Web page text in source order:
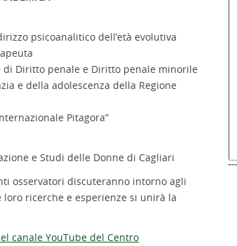
psicoanalitico dell’età evolutiva
di Diritto penale e Diritto penale minorile
e della adolescenza della Regione
Pitagora”
e Studi delle Donne di Cagliari
osservatori discuteranno intorno agli
ricerche e esperienze si unirà la
canale YouTube del Centro